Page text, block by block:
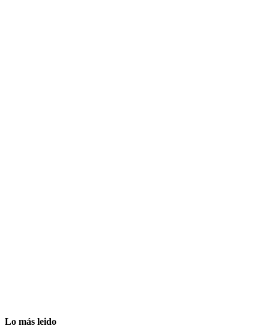
Lo más leido